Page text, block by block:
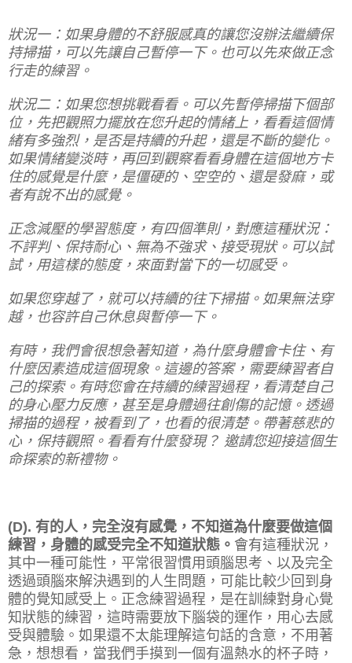
狀況一：如果身體的不舒服感真的讓您沒辦法繼續保
持掃描，可以先讓自己暫停一下。也可以先來做正念
行走的練習。
狀況二：如果您想挑戰看看。可以先暫停掃描下個部
位，先把觀照力擺放在您升起的情緒上，看看這個情
緒有多強烈，是否是持續的升起，還是不斷的變化。
如果情緒變淡時，再回到觀察看看身體在這個地方卡
住的感覺是什麼，是僵硬的、空空的、還是發麻，或
者有說不出的感覺。
正念減壓的學習態度，有四個準則，對應這種狀況：
不評判、保持耐心、無為不強求、接受現狀。可以試
試，用這樣的態度，來面對當下的一切感受。
如果您穿越了，就可以持續的往下掃描。如果無法穿
越，也容許自己休息與暫停一下。
有時，我們會很想急著知道，為什麼身體會卡住、有
什麼因素造成這個現象。這邊的答案，需要練習者自
己的探索。有時您會在持續的練習過程，看清楚自己
的身心壓力反應，甚至是身體過往創傷的記憶。透過
掃描的過程，被看到了，也看的很清楚。帶著慈悲的
心，保持觀照。看看有什麼發現？ 邀請您迎接這個生
命探索的新禮物。
(D). 有的人，完全沒有感覺，不知道為什麼要做這個
練習，身體的感受完全不知道狀態。 會有這種狀況，
其中一種可能性，平常很習慣用頭腦思考、以及完全
透過頭腦來解決遇到的人生問題，可能比較少回到身
體的覺知感受上。正念練習過程，是在訓練對身心覺
知狀態的練習，這時需要放下腦袋的運作，用心去感
受與體驗。如果還不太能理解這句話的含意，不用著
急，想想看，當我們手摸到一個有溫熱水的杯子時，